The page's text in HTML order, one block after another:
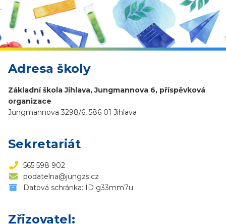
Adresa školy
Základní škola Jihlava, Jungmannova 6, příspěvková
organizace
Jungmannova 3298/6, 586 01 Jihlava
Sekretariát
565 598 902
podatelna@jungzs.cz
Datová schránka: ID g33mm7u
Zřizovatel: